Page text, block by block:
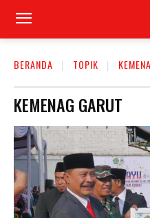
BERANDA TOPIK
KEMENAG GARUT